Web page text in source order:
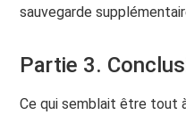
sauvegarde
Partie 3.
Ce qui semblait être tout